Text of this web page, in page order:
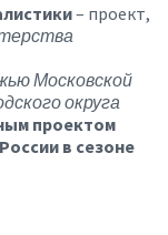
– проект,
Московской
округа
проектом
в сезоне